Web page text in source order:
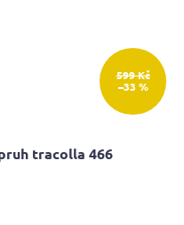
599 Kč
–33 %
tracolla 466